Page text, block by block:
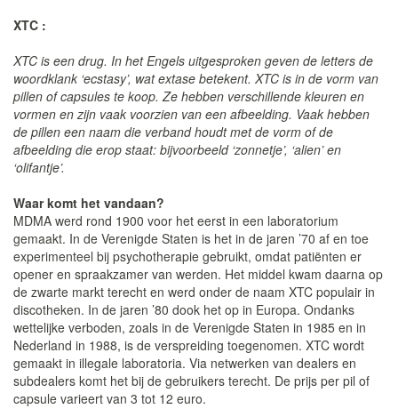
XTC :
XTC is een drug. In het Engels uitgesproken geven de letters de
woordklank ‘ecstasy’, wat extase betekent. XTC is in de vorm van
pillen of capsules te koop. Ze hebben verschillende kleuren en
vormen en zijn vaak voorzien van een afbeelding. Vaak hebben
de pillen een naam die verband houdt met de vorm of de
afbeelding die erop staat: bijvoorbeeld ‘zonnetje’, ‘alien’ en
‘olifantje’.
Waar komt het vandaan?
MDMA werd rond 1900 voor het eerst in een laboratorium
gemaakt. In de Verenigde Staten is het in de jaren ’70 af en toe
experimenteel bij psychotherapie gebruikt, omdat patiënten er
opener en spraakzamer van werden. Het middel kwam daarna op
de zwarte markt terecht en werd onder de naam XTC populair in
discotheken. In de jaren ’80 dook het op in Europa. Ondanks
wettelijke verboden, zoals in de Verenigde Staten in 1985 en in
Nederland in 1988, is de verspreiding toegenomen. XTC wordt
gemaakt in illegale laboratoria. Via netwerken van dealers en
subdealers komt het bij de gebruikers terecht. De prijs per pil of
capsule varieert van 3 tot 12 euro.